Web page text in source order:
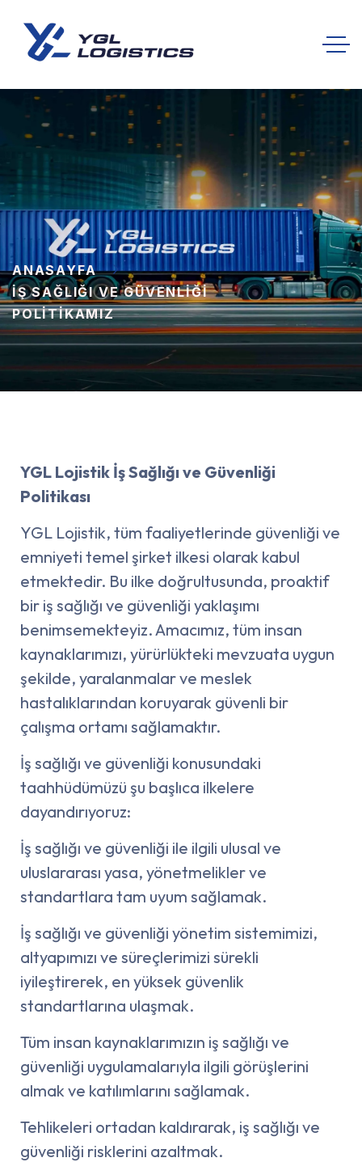
ANASAYFA
İŞ SAĞLIĞI VE GÜVENLIĞI
POLITIKAMIZ
YGL Lojistik İş Sağlığı ve Güvenliği
Politikası
YGL Lojistik, tüm faaliyetlerinde güvenliği ve
emniyeti temel şirket ilkesi olarak kabul
etmektedir. Bu ilke doğrultusunda, proaktif
bir iş sağlığı ve güvenliği yaklaşımı
benimsemekteyiz. Amacımız, tüm insan
kaynaklarımızı, yürürlükteki mevzuata uygun
şekilde, yaralanmalar ve meslek
hastalıklarından koruyarak güvenli bir
çalışma ortamı sağlamaktır.
İş sağlığı ve güvenliği konusundaki
taahhüdümüzü şu başlıca ilkelere
dayandırıyoruz:
İş sağlığı ve güvenliği ile ilgili ulusal ve
uluslararası yasa, yönetmelikler ve
standartlara tam uyum sağlamak.
İş sağlığı ve güvenliği yönetim sistemimizi,
altyapımızı ve süreçlerimizi sürekli
iyileştirerek, en yüksek güvenlik
standartlarına ulaşmak.
Tüm insan kaynaklarımızın iş sağlığı ve
güvenliği uygulamalarıyla ilgili görüşlerini
almak ve katılımlarını sağlamak.
Tehlikeleri ortadan kaldırarak, iş sağlığı ve
güvenliği risklerini azaltmak.